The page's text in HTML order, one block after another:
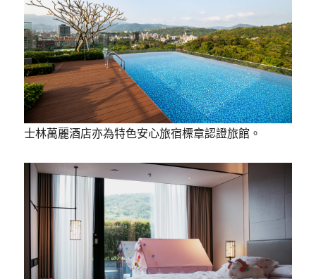
士林萬麗酒店亦為特色安心旅宿標章認證旅館。